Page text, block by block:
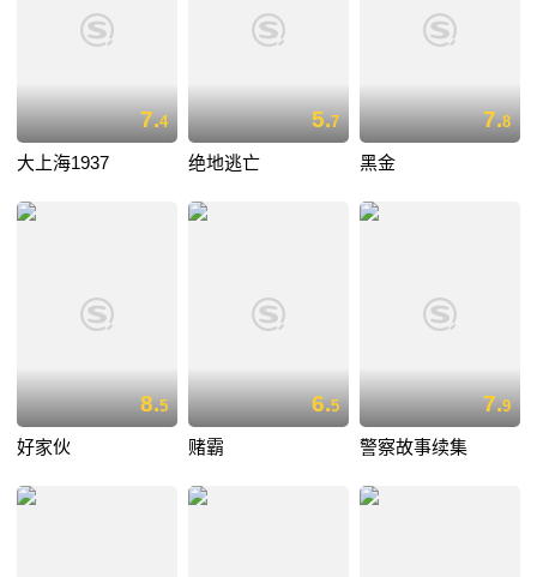
7.4
大上海1937
5.7
绝地逃亡
7.8
黑金
8.5
好家伙
6.5
赌霸
7.9
警察故事续集